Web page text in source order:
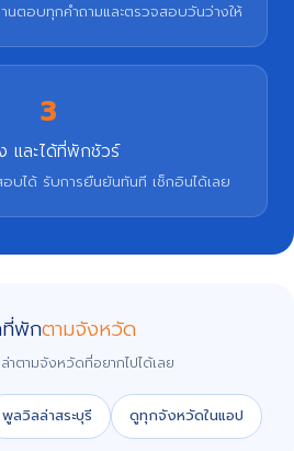
ตอบทุกคำถามและตรวจสอบวันว่างให้
3
และได้ที่พักชัวร์
อบได้ รับการยืนยันทันที เช็กอินได้เลย
ที่พักตามจังหวัด
ตามจังหวัดที่อยากไปได้เลย
พูลวิลล่าสระบุรี ดูทุกจังหวัดในแอป